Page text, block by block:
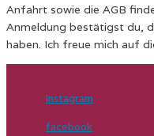
Anfahrt sowie die AGB
Anmeldung bestätigst du,
haben. Ich freue mich auf
Instagram
facebook